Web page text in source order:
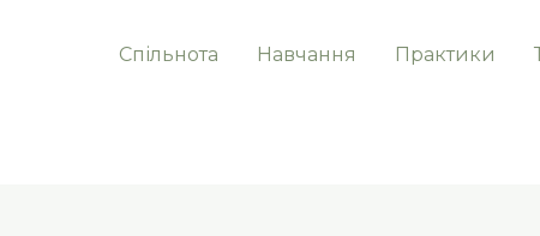
Спільнота Навчання Практики